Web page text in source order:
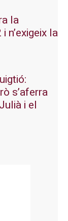
la
n’exigeix la
s’aferra
i el